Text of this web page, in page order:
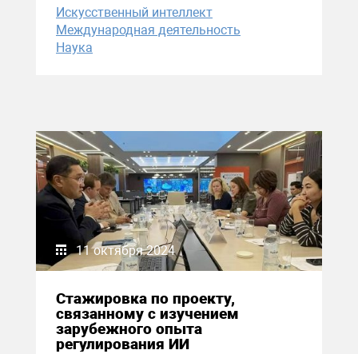
Искусственный интеллект
Международная деятельность
Наука
11 октября 2024
Стажировка по проекту,
связанному с изучением
зарубежного опыта
регулирования ИИ